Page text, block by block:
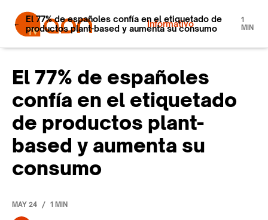
Informativo
El 77% de españoles confía en el etiquetado de
productos plant-based y aumenta su consumo
1
MIN
El 77% de españoles
confía en el etiquetado
de productos plant-
based y aumenta su
consumo
MAY 24 / 1 MIN